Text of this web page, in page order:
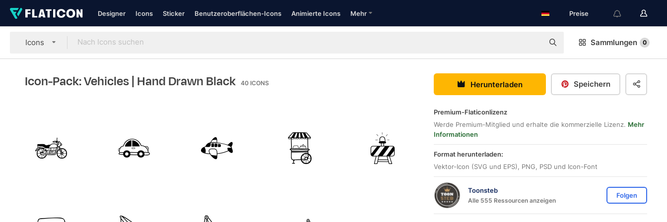
Designer Icons Sticker Benutzeroberflächen-Icons Animierte Icons Mehr Preise
Icons Sammlungen 0
Icon-Pack: Vehicles| Hand Drawn Black 40 ICONS Herunterladen Speichern
Premium-Flaticonlizenz
Werde Premium-Mitglied und erhalte die kommerzielle Lizenz. Mehr
Informationen
Format herunterladen:
Vektor-Icon (SVG und EPS), PNG, PSD und Icon-Font
Toonsteb
Alle 555 Ressourcen anzeigen
Folgen